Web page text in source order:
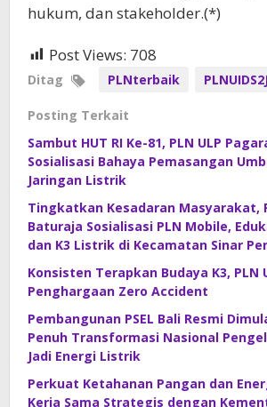
hukum, dan stakeholder.(*)
Post Views: 708
Ditag PLNterbaik
Posting Terkait
Sambut HUT RI Ke-81, PLN ULP
Sosialisasi Bahaya Pemasangan
Jaringan Listrik
Tingkatkan Kesadaran Masyarakat,
Baturaja Sosialisasi PLN Mobile,
dan K3 Listrik di Kecamatan Sinar
Konsisten Terapkan Budaya K3, PLN
Penghargaan Zero Accident
Pembangunan PSEL Bali Resmi
Penuh Transformasi Nasional
Jadi Energi Listrik
Perkuat Ketahanan Pangan dan
Kerja Sama Strategis dengan